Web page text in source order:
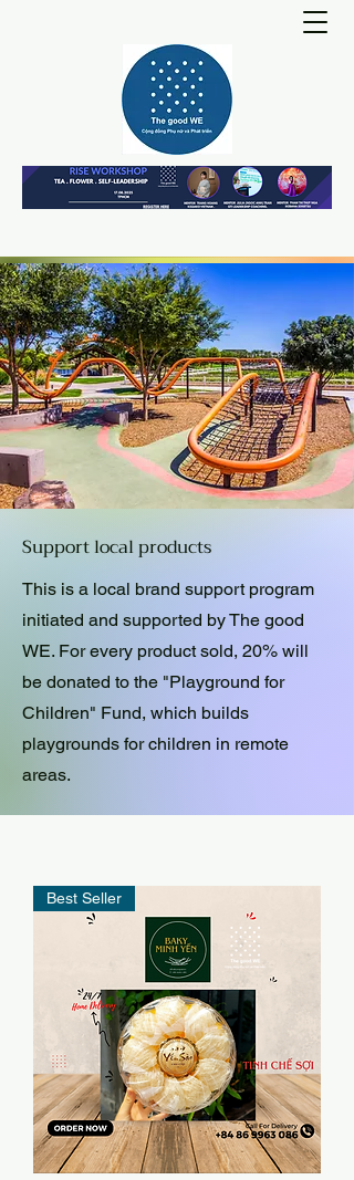
Support local products
This is a local brand support program
initiated and supported by The good
WE. For every product sold, 20% will
be donated to the "Playground for
Children" Fund, which builds
playgrounds for children in remote
areas.
Best Seller